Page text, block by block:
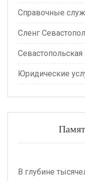
Справочные
Сленг
Юридические
В глубине